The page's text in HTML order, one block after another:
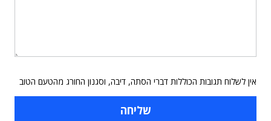
אין לשלוח תגובות הכוללות דברי הסתה, דיבה, וסגנון החורג מהטעם הטוב